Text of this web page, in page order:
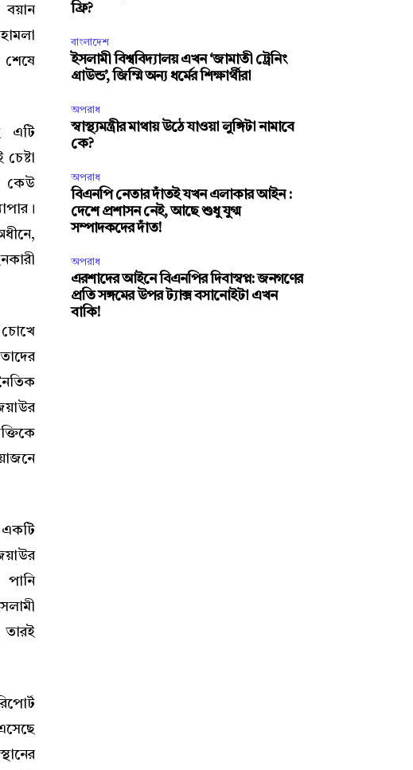
বয়ান
শেষে
এটি
কেউ
চোখে
তারই
ফ্রি?
বাংলাদেশ
ইসলামী বিশ্ববিদ্যালয় এখন ‘জামাতী ট্রেনিং
গ্রাউন্ড’, জিম্মি অন্য ধর্মের শিক্ষার্থীরা
অপরাধ
স্বাস্থ্যমন্ত্রীর মাথায় উঠে যাওয়া লুঙ্গিটা নামাবে
কে?
অপরাধ
বিএনপি নেতার দাঁতই যখন এলাকার আইন :
দেশে প্রশাসন নেই, আছে শুধু যুগ্ম
সম্পাদকদের দাঁত!
অপরাধ
এরশাদের আইনে বিএনপির দিবাস্বপ্ন: জনগণের
প্রতি সঙ্গমের উপর ট্যাক্স বসানোইটা এখন
বাকি!